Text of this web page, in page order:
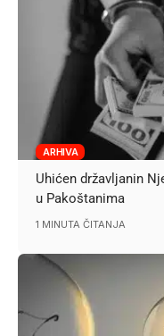
ARHIVA
Uhićen državljanin
u Pakoštanima
1 MINUTA ČITANJA